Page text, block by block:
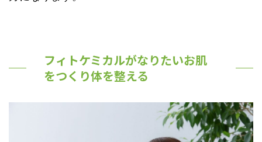
フィトケミカルがなりたいお肌
をつくり体を整える